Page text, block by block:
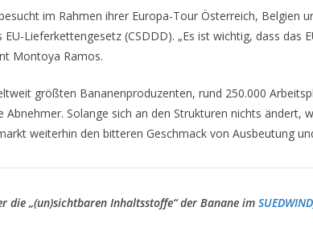
im Rahmen ihrer Europa-Tour Österreich, Belgien
Lieferkettengesetz (CSDDD). „Es ist wichtig, dass das
Montoya Ramos.
größten Bananenproduzenten, rund 250.000
Abnehmer. Solange sich an den Strukturen nichts ändert,
weiterhin den bitteren Geschmack von Ausbeutung
die „(un)sichtbaren Inhaltsstoffe“ der Banane im